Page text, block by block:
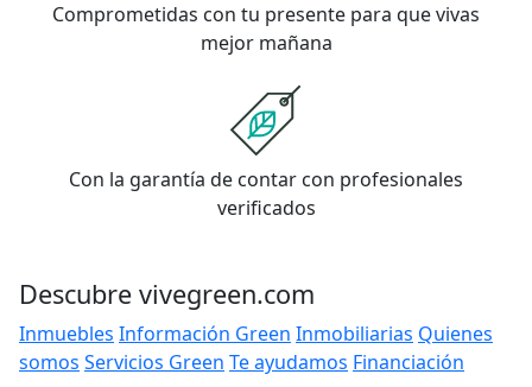
Comprometidas con tu presente para que vivas
mejor mañana
Con la garantía de contar con profesionales
verificados
Descubre vivegreen.com
Inmuebles Información Green Inmobiliarias Quienes
somos Servicios Green Te ayudamos Financiación